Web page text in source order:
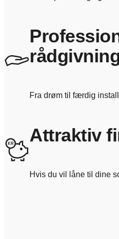
Fra drøm til færdig
Attraktiv
Hvis du vil låne til dine